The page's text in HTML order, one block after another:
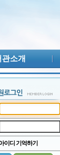
관소개
이디 기억하기